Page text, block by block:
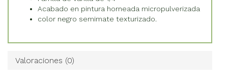
Acabado en pintura horneada micropulverizada
color negro semimate texturizado.
Valoraciones (0)